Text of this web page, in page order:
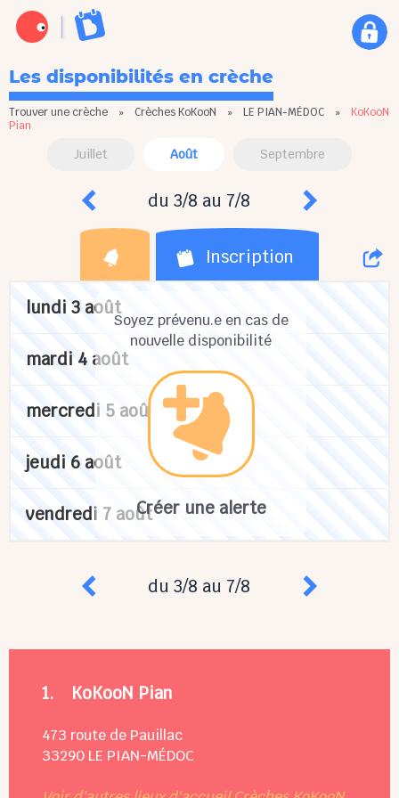
Les disponibilités en crèche
Trouver une crèche » Crèches KoKooN » LE PIAN-MÉDOC » KoKooN
Pian
Juillet Août Septembre
du 3/8 au 7/8
Inscription
Soyez prévenu.e en cas de
nouvelle disponibilité
Créer une alerte
lundi 3 août
mardi 4 août
mercredi 5 août
jeudi 6 août
vendredi 7 août
du 3/8 au 7/8
1. KoKooN Pian
473 route de Pauillac
33290 LE PIAN-MÉDOC